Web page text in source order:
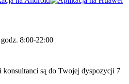
8:00-22:00
konsultanci są do Twojej dyspozycji 7